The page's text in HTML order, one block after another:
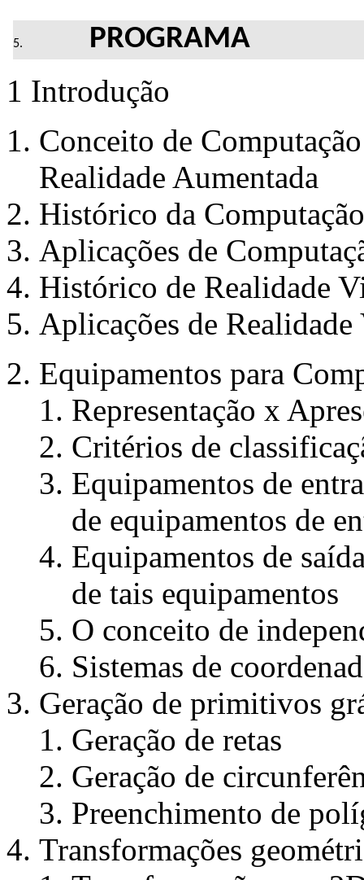
PROGRAMA
1 Introdução
Conceito de
Realidade Aumentada
Histórico da
Aplicações de
Histórico de Realidade
Aplicações de
Equipamentos para
Representação x
Critérios de
Equipamentos de
de equipamentos de
Equipamentos de
de tais equipamentos
O conceito de
Sistemas de
Geração de primitivos
Geração de retas
Geração de
Preenchimento de
Transformações